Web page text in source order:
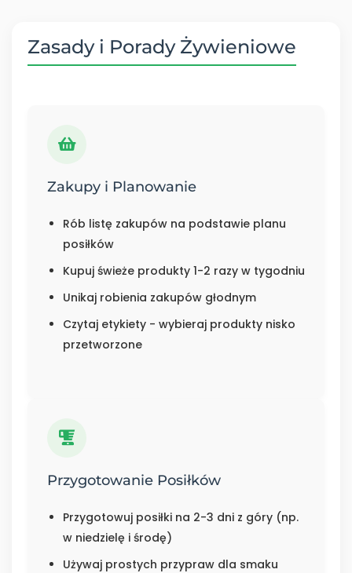
Zasady i Porady Żywieniowe
Zakupy i Planowanie
Rób listę zakupów na podstawie planu
posiłków
Kupuj świeże produkty 1-2 razy w tygodniu
Unikaj robienia zakupów głodnym
Czytaj etykiety - wybieraj produkty nisko
przetworzone
Przygotowanie Posiłków
Przygotowuj posiłki na 2-3 dni z góry (np.
w niedzielę i środę)
Używaj prostych przypraw dla smaku